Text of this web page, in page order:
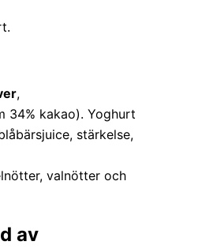
,
34% kakao). Yoghurt
stärkelse,
valnötter och
av